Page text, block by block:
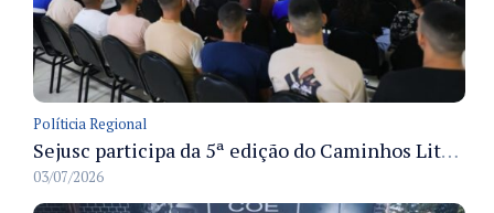
Políticia Regional
Sejusc participa da 5ª edição do Caminhos Literários com foco na cultura hip-hop nas unidades socioeducativas
03/07/2026